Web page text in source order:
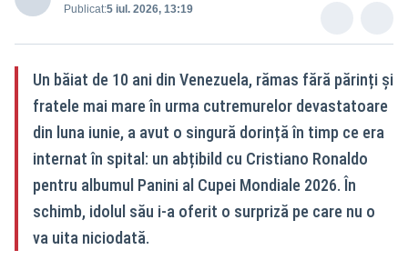
Publicat:5 iul. 2026, 13:19
Un băiat de 10 ani din Venezuela, rămas fără părinți și
fratele mai mare în urma cutremurelor devastatoare
din luna iunie, a avut o singură dorință în timp ce era
internat în spital: un abțibild cu Cristiano Ronaldo
pentru albumul Panini al Cupei Mondiale 2026. În
schimb, idolul său i-a oferit o surpriză pe care nu o
va uita niciodată.